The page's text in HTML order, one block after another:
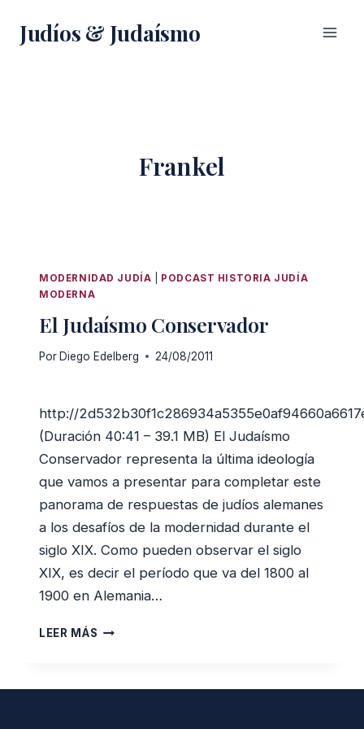
Judíos & Judaísmo
Frankel
MODERNIDAD JUDÍA
PODCAST HISTORIA JUDÍA
MODERNA
El Judaísmo Conservador
Por Diego Edelberg 24/08/2011
http://
(Duración 40:41 – 39.1 MB) El Judaísmo
Conservador representa la última ideología
que vamos a presentar para completar este
panorama de respuestas de judíos alemanes
a los desafíos de la modernidad durante el
siglo XIX. Como pueden observar el siglo
XIX, es decir el período que va del 1800 al
1900 en Alemania…
LEER MÁS